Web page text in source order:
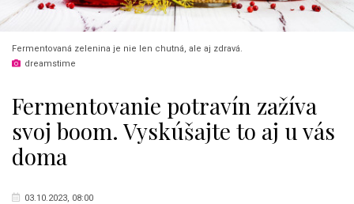
Fermentovaná zelenina je nie len chutná, ale aj zdravá.
dreamstime
Fermentovanie potravín zažíva
svoj boom. Vyskúšajte to aj u vás
doma
03.10.2023, 08:00